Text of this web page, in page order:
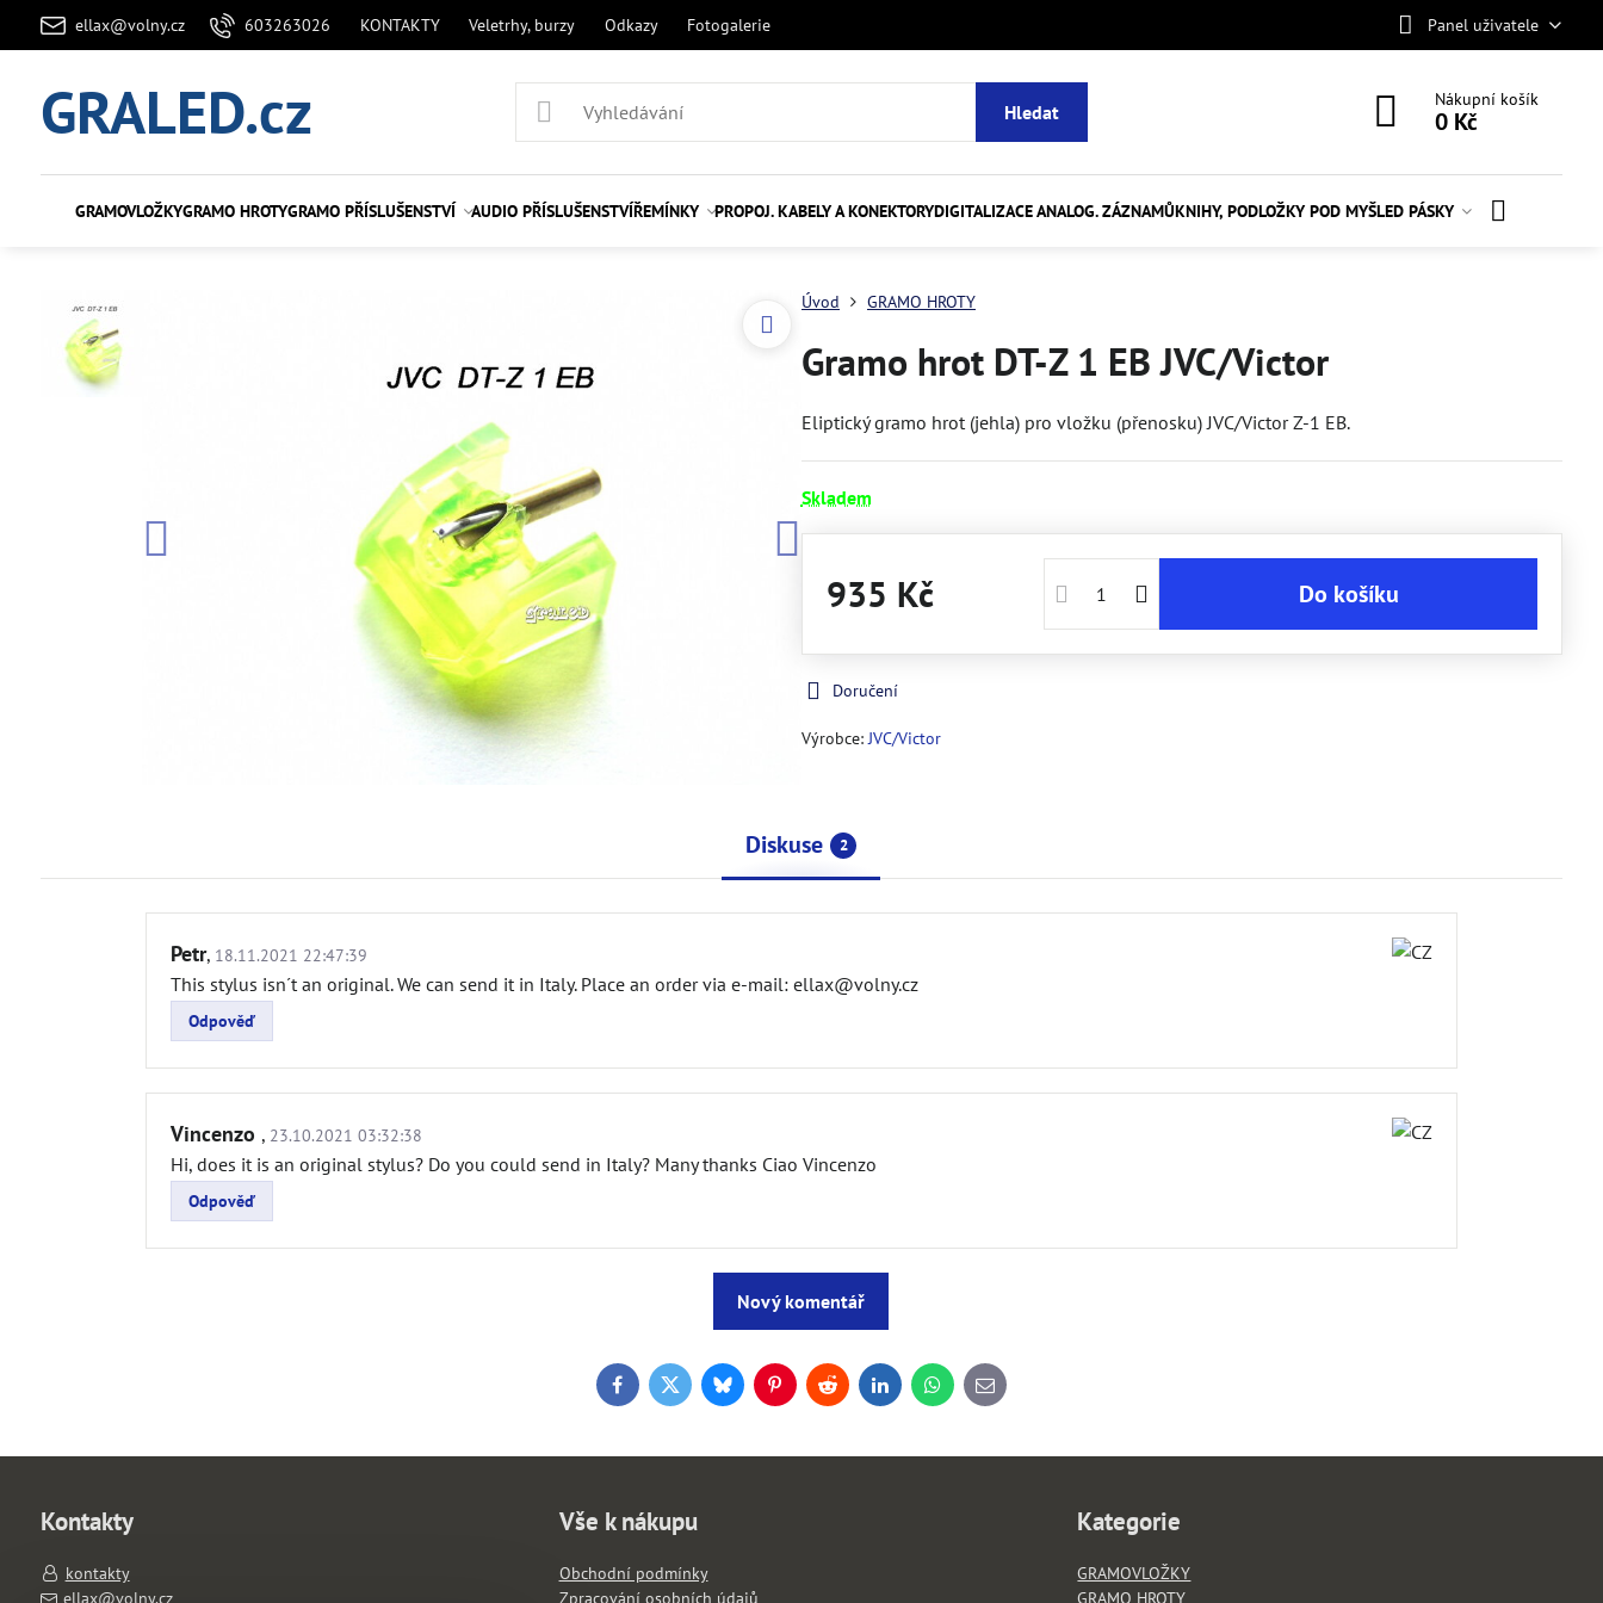
ellax@volny.cz 603263026 KONTAKTY Veletrhy, burzy Odkazy Fotogalerie Panel uživatele
GRALED.cz Hledat
Nákupní košík
0 Kč
GRAMOVLOŽKYGRAMO HROTYGRAMO PŘÍSLUŠENSTVÍ AUDIO PŘÍSLUŠENSTVÍŘEMÍNKY PROPOJ. KABELY A KONEKTORYDIGITALIZACE ANALOG. ZÁZNAMŮKNIHY, PODLOŽKY POD MYŠLED PÁSKY
Úvod GRAMO HROTY
Gramo hrot DT-Z 1 EB JVC/Victor
Eliptický gramo hrot (jehla) pro vložku (přenosku) JVC/Victor Z-1 EB.
Skladem
935 Kč Do košíku
Doručení
Výrobce:JVC/Victor
Diskuse 2
Petr, 18.11.2021 22:47:39
This stylus isn´t an original. We can send it in Italy. Place an order via e-mail: ellax@volny.cz
Odpověď
Vincenzo , 23.10.2021 03:32:38
Hi, does it is an original stylus? Do you could send in Italy? Many thanks Ciao Vincenzo
Odpověď
Nový komentář
FacebookTwitterBlueskyPinterestRedditLinkedInWhatsApp
E-
mail
Kontakty
kontakty
ellax@volny.cz
Vše k nákupu
Obchodní podmínky
Zpracování osobních údajů
Kategorie
GRAMOVLOŽKY
GRAMO HROTY